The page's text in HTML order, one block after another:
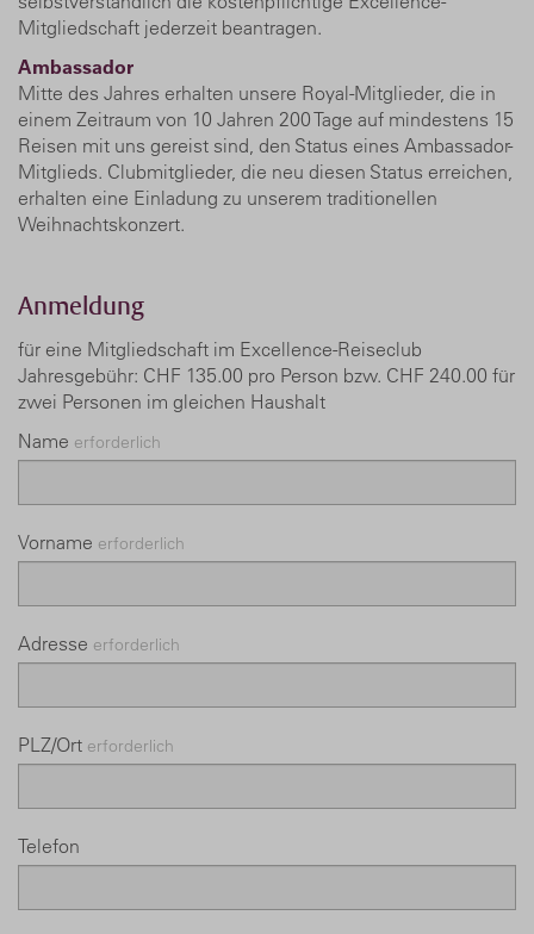
Mitgliedschaft jederzeit beantragen.
Ambassador
Mitte des Jahres erhalten unsere Royal-Mitglieder, die in
einem Zeitraum von 10 Jahren 200 Tage auf mindestens 15
Reisen mit uns gereist sind, den Status eines Ambassador-
Mitglieds. Clubmitglieder, die neu diesen Status erreichen,
erhalten eine Einladung zu unserem traditionellen
Weihnachtskonzert.
Anmeldung
für eine Mitgliedschaft im Excellence-Reiseclub
Jahresgebühr: CHF 135.00 pro Person bzw. CHF 240.00 für
zwei Personen im gleichen Haushalt
Name erforderlich
Vorname erforderlich
Adresse erforderlich
PLZ/Ort erforderlich
Telefon